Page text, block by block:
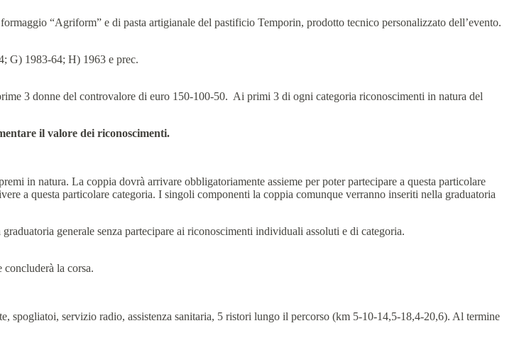
“Agriform” e di pasta artigianale del pastificio Temporin, prodotto tecnico personalizzato dell’evento.
G) 1983-64; H) 1963 e prec.
3 donne del controvalore di euro 150-100-50. Ai primi 3 di ogni categoria riconoscimenti in natura del
il valore dei riconoscimenti.
in natura. La coppia dovrà arrivare obbligatoriamente assieme per poter partecipare a questa particolare
a questa particolare categoria. I singoli componenti la coppia comunque verranno inseriti nella graduatoria
generale senza partecipare ai riconoscimenti individuali assoluti e di categoria.
la corsa.
spogliatoi, servizio radio, assistenza sanitaria, 5 ristori lungo il percorso (km 5-10-14,5-18,4-20,6). Al termine